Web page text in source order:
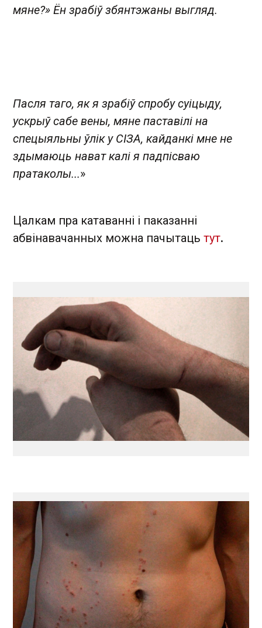
мяне?» Ён зрабіў збянтэжаны выгляд.
Пасля таго, як я зрабіў спробу суіцыду,
ускрыў сабе вены, мяне паставілі на
спецыяльны ўлік у СІЗА, кайданкі мне не
здымаюць нават калі я падпісваю
пратаколы...»
Цалкам пра катаванні і паказанні
абвінавачанных можна пачытаць тут.